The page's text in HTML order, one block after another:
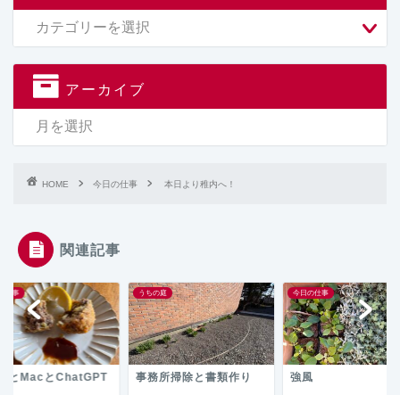
アーカイブ
HOME 今日の仕事 本日より稚内へ！
関連記事
仕事
とMacとChatGPT
うちの庭
事務所掃除と書類作り
今日の仕事
強風